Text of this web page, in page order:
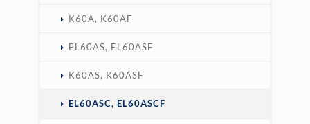
K60A, K60AF
EL60AS, EL60ASF
K60AS, K60ASF
EL60ASC, EL60ASCF